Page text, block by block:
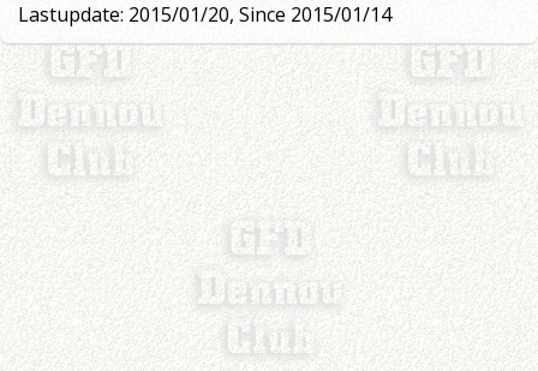
Lastupdate: 2015/01/20, Since 2015/01/14